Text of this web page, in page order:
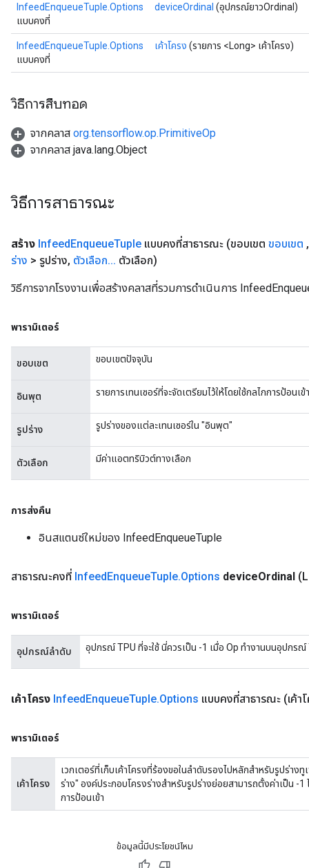
InfeedEnqueueTuple.Options
แบบคงที่
deviceOrdinal (อุปกรณ์ยาวOrdinal)
InfeedEnqueueTuple.Options
แบบคงที่
เค้าโครง (รายการ <Long> เค้าโครง)
วิธีการสืบทอด
จากคลาส org.tensorflow.op.PrimitiveOp
จากคลาส java.lang.Object
วิธีการสาธารณะ
สร้าง InfeedEnqueueTuple แบบคงที่สาธารณะ (ขอบเขต ขอบเขต ,
ร่าง > รูปร่าง, ตัวเลือก... ตัวเลือก)
วิธีการจากโรงงานเพื่อสร้างคลาสที่รวมการดำเนินการ
พารามิเตอร์
ขอบเขต ขอบเขตปัจจุบัน
อินพุต รายการเทนเซอร์ที่จะจัดเตรียมไว้ให้โดยใช้กลไกการป้อนเข้า
รูปร่าง รูปร่างของแต่ละเทนเซอร์ใน "อินพุต"
ตัวเลือก มีค่าแอตทริบิวต์ทางเลือก
การส่งคืน
อินสแตนซ์ใหม่ของ InfeedEnqueueTuple
สาธารณะคงที่ InfeedEnqueueTuple.Options deviceOrdinal
พารามิเตอร์
อุปกรณ์ลำดับ อุปกรณ์ TPU ที่จะใช้ นี่ควรเป็น -1 เมื่อ Op ทำงานบนอุปกร
เค้าโครง InfeedEnqueueTuple.Options แบบคงที่สาธารณะ (เค้า
พารามิเตอร์
เค้าโครง
เวกเตอร์ที่เก็บเค้าโครงที่ร้องขอในลำดับรองไปหลักสำหรับรูปร่า
ร่าง" องค์ประกอบโครงร่างสำหรับรูปร่างย่อยสามารถตั้งค่าเป็น -
การป้อนเข้า
ข้อมูลนี้มีประโยชน์ไหม